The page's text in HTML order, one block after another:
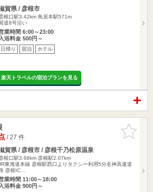
賀県 / 彦根市
根口駅3.42km 鳥居本駅571m
道8号沿い
業時間 6:00～23:00
入浴料金 500円～
日帰り 宿泊 ホテル
楽天トラベルの宿泊プランを見る
お気に入
りに追加
/ 27 件
賀県 / 彦根市 / 彦根千乃松原温泉
根口駅3.68km 彦根駅2.07km
東海道本線 彦根駅西口よりタクシー利用5分名神高速道
彦根IC…
業時間 11:00～18:00
入浴料金 900円～